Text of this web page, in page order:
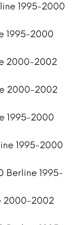
1995-2000
1995-2000
2000-2002
2000-2002
1995-2000
1995-2000
Berline 1995-
2000-2002